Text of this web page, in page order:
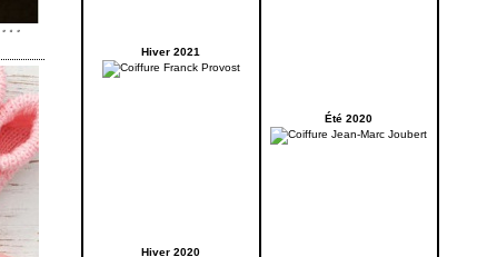
Hiver 2021
Hiver 2020
Été 2020